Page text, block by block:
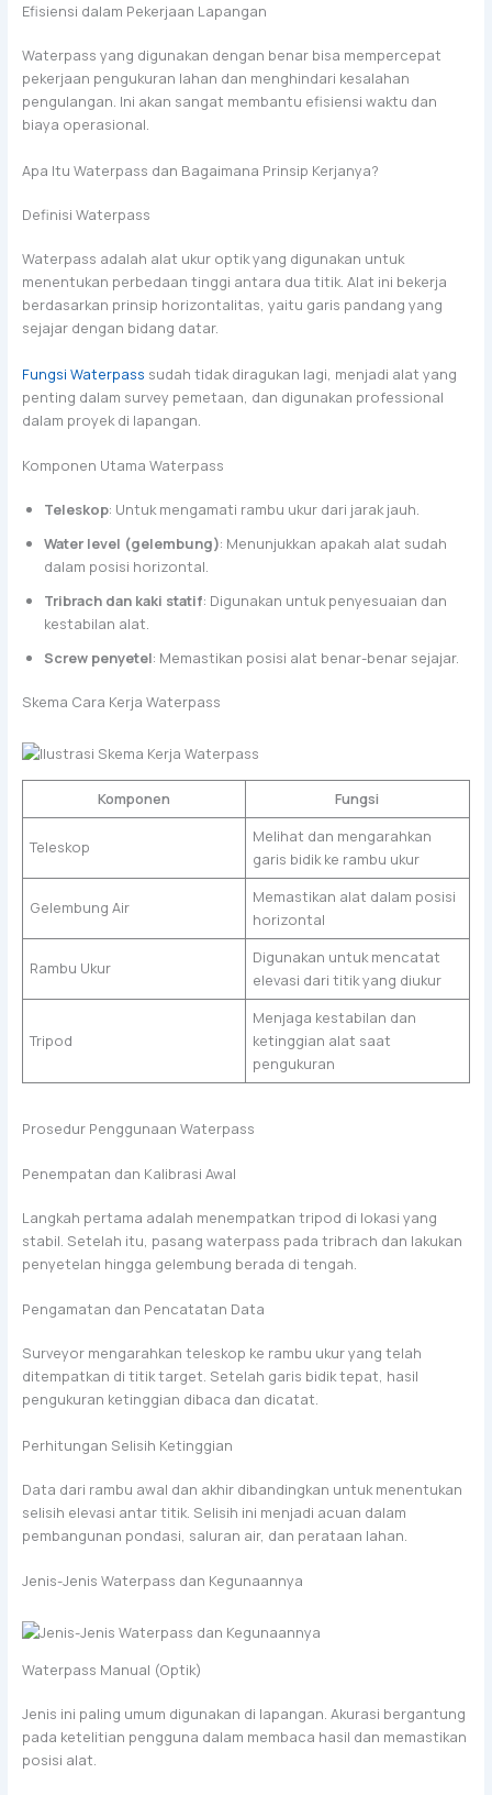
Efisiensi dalam Pekerjaan Lapangan
Waterpass yang digunakan dengan benar bisa mempercepat
pekerjaan pengukuran lahan dan menghindari kesalahan
pengulangan. Ini akan sangat membantu efisiensi waktu dan
biaya operasional.
Apa Itu Waterpass dan Bagaimana Prinsip Kerjanya?
Definisi Waterpass
Waterpass adalah alat ukur optik yang digunakan untuk
menentukan perbedaan tinggi antara dua titik. Alat ini bekerja
berdasarkan prinsip horizontalitas, yaitu garis pandang yang
sejajar dengan bidang datar.
Fungsi Waterpass sudah tidak diragukan lagi, menjadi alat yang
penting dalam survey pemetaan, dan digunakan professional
dalam proyek di lapangan.
Komponen Utama Waterpass
Teleskop: Untuk mengamati rambu ukur dari jarak jauh.
Water level (gelembung): Menunjukkan apakah alat sudah
dalam posisi horizontal.
Tribrach dan kaki statif: Digunakan untuk penyesuaian dan
kestabilan alat.
Screw penyetel: Memastikan posisi alat benar-benar sejajar.
Skema Cara Kerja Waterpass
Komponen Fungsi
Teleskop
Melihat dan mengarahkan
garis bidik ke rambu ukur
Gelembung Air
Memastikan alat dalam posisi
horizontal
Rambu Ukur
Digunakan untuk mencatat
elevasi dari titik yang diukur
Tripod
Menjaga kestabilan dan
ketinggian alat saat
pengukuran
Prosedur Penggunaan Waterpass
Penempatan dan Kalibrasi Awal
Langkah pertama adalah menempatkan tripod di lokasi yang
stabil. Setelah itu, pasang waterpass pada tribrach dan lakukan
penyetelan hingga gelembung berada di tengah.
Pengamatan dan Pencatatan Data
Surveyor mengarahkan teleskop ke rambu ukur yang telah
ditempatkan di titik target. Setelah garis bidik tepat, hasil
pengukuran ketinggian dibaca dan dicatat.
Perhitungan Selisih Ketinggian
Data dari rambu awal dan akhir dibandingkan untuk menentukan
selisih elevasi antar titik. Selisih ini menjadi acuan dalam
pembangunan pondasi, saluran air, dan perataan lahan.
Jenis-Jenis Waterpass dan Kegunaannya
Waterpass Manual (Optik)
Jenis ini paling umum digunakan di lapangan. Akurasi bergantung
pada ketelitian pengguna dalam membaca hasil dan memastikan
posisi alat.